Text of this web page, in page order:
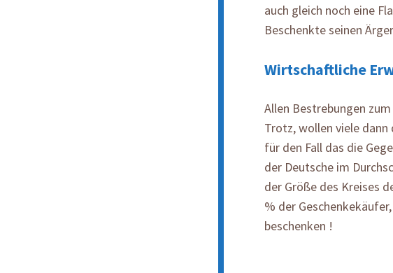
auch gleich noch eine
Beschenkte seinen
Wirtschaftliche
Allen Bestrebungen
Trotz, wollen viele dann
für den Fall das die
der Deutsche im
der Größe des Kreises
% der
beschenken !